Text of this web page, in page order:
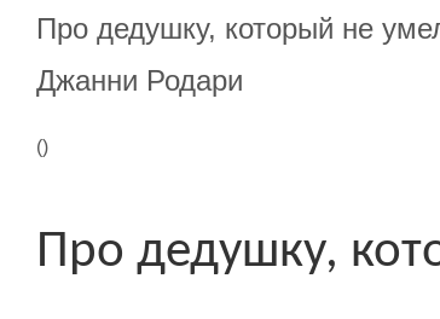
Про дедушку, который не
Джанни Родари
()
Про дедушку,